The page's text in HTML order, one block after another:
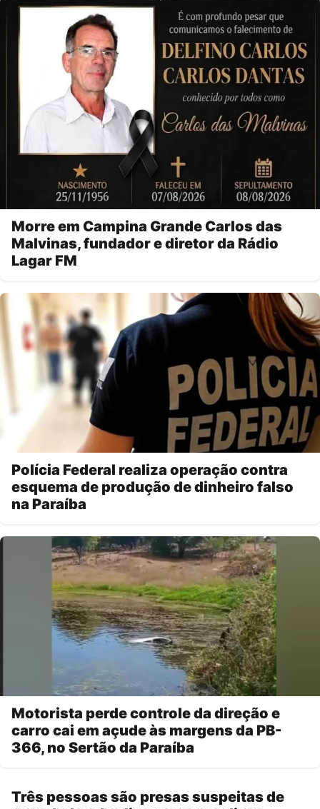
Morre em Campina Grande Carlos das
Malvinas, fundador e diretor da Rádio
Lagar FM
Polícia Federal realiza operação contra
esquema de produção de dinheiro falso
na Paraíba
Motorista perde controle da direção e
carro cai em açude às margens da PB-
366, no Sertão da Paraíba
Três pessoas são presas suspeitas de